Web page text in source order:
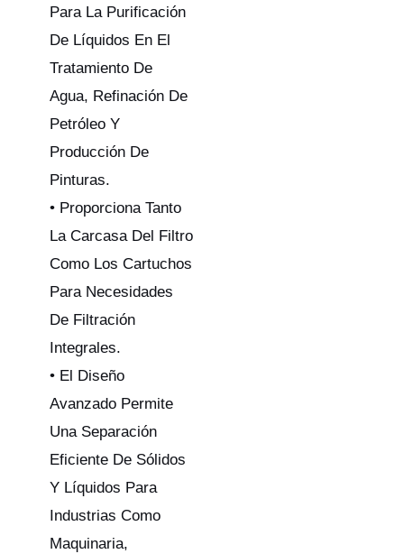
Para La Purificación
De Líquidos En El
Tratamiento De
Agua, Refinación De
Petróleo Y
Producción De
Pinturas.
• Proporciona Tanto
La Carcasa Del Filtro
Como Los Cartuchos
Para Necesidades
De Filtración
Integrales.
• El Diseño
Avanzado Permite
Una Separación
Eficiente De Sólidos
Y Líquidos Para
Industrias Como
Maquinaria,